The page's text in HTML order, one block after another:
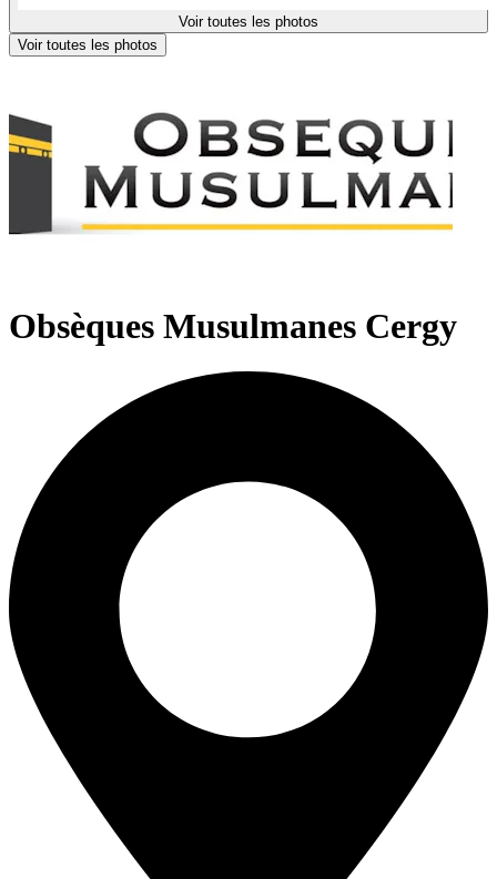
Voir toutes les photos
Voir toutes les photos
Obsèques Musulmanes Cergy